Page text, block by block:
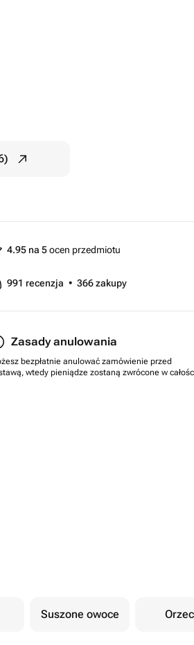
4.95 na 5ocen przedmiotu
991 recenzja • 366zakupy
Zasady anulowania
bezpłatnie anulować zamówienie przed
wtedy pieniądze zostaną zwrócone w
Suszone owoce